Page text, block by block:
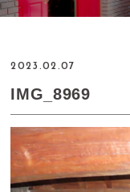
2023.02.07
IMG_8969